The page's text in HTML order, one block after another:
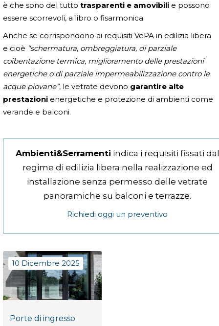
è che sono del tutto trasparenti e amovibili e possono
essere scorrevoli, a libro o fisarmonica.
Anche se corrispondono ai requisiti VePA in edilizia libera
e cioè “schermatura, ombreggiatura, di parziale
coibentazione termica, miglioramento delle prestazioni
energetiche o di parziale impermeabilizzazione contro le
acque piovane”, le vetrate devono garantire alte
prestazioni energetiche e protezione di ambienti come
verande e balconi.
Ambienti&Serramenti indica i requisiti fissati dal
regime di edilizia libera nella realizzazione ed
installazione senza permesso delle vetrate
panoramiche su balconi e terrazze.
Richiedi oggi un preventivo
10 Dicembre 2025
Porte di ingresso